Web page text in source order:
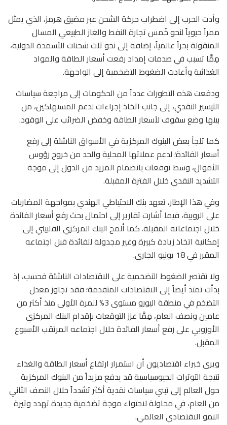
وأدت الحرب إلى اضطراب حركة الشحن عبر مضيق هرمز، الذي يمثل
ممراً حيوياً لنحو خُمس تجارة النفط والغاز الطبيعي المسال
المنقولة بحراً عالمياً، إضافة إلى نحو ثلث شحنات الأسمدة الدولية،
مِمَّا تسبب في صدمات إمداد رفعت أسعار الطاقة والمواد
الغذائية وأعادت الضغوط التضخمية إلى الواجهة.
ودفعت هذه التطورات عدداً من الحكومات إلى مراجعة سياسات
التيسير النقدي، إلى جانب اتخاذ إجراءات لدعم المستهلكين، من
بينها وضع سقوف لأسعار الطاقة وخفض الضرائب على الوقود.
كما تلجأ بعض البنوك المركزية في الأسواق الناشئة إلى رفع
أسعار الفائدة؛ لدعم عملاتها المحلية والحد من خروج رؤوس
الأموال، وسط توقعات بانضمام المزيد من الدول إلى موجة
التشديد النقدي خلال الفترة المقبلة.
وفي هذا الإطار، تعهد بنك الاحتياطي الهندي بمواجهة المضاربات
على الروبية، فيما أشارت تقارير إلى احتمال بحث رفع أسعار الفائدة
خلال اجتماعاته المقبلة. كما ألمح البنك المركزي الفلبيني إلى
إمكانية اتخاذ زيادة كبيرة وغير مجدولة للفائدة قبل اجتماعه
المقرر في 18 يونيو الجاري.
ولا تقتصر الضغوط التضخمية على الاقتصادات الناشئة فحسب، إذ
بدأت تمتد أيضاً إلى الاقتصادات المتقدمة؛ فقد تجاوز معدل
التضخم في منطقة اليورو مستوى 3% للمرة الأولى منذ أكثر من
عامين ونصف العام، مِمَّا عزز التوقعات بإقدام البنك المركزي
الأوروبي على رفع أسعار الفائدة خلال اجتماعه المرتقب الأسبوع
المقبل.
ويرى خبراء اقتصاديون أن استمرار ارتفاع أسعار الطاقة والغذاء
نتيجة التوترات الجيوسياسية قد يدفع مزيداً من البنوك المركزية
حول العالم إلى تبني سياسات نقدية أكثر تشدداً خلال النصف الثاني
من العام، في محاولة لاحتواء موجة تضخمية جديدة تهدد وتيرة
النمو الاقتصادي العالمي.